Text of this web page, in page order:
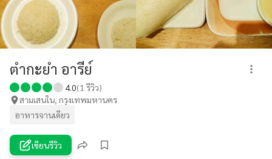
ตำกะยำ อารีย์
4.0(1 รีวิว)
สามเสนใน, กรุงเทพมหานคร
อาหารจานเดียว
เขียนรีวิว